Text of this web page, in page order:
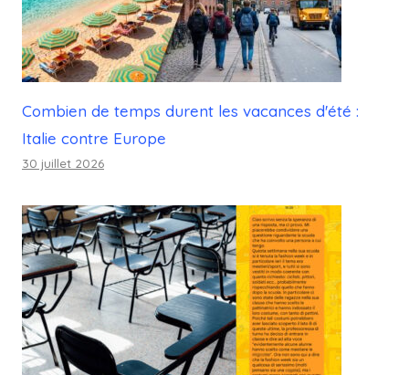
Combien de temps durent les vacances d'été :
Italie contre Europe
30 juillet 2026